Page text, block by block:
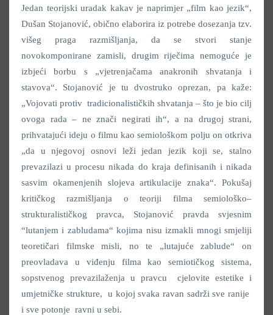
Jedan teorijski uradak kakav je naprimjer „film kao jezik“,
Dušan Stojanović, obično elaborira iz potrebe dosezanja tzv.
višeg praga razmišljanja, da se stvori stanje
novokomponirane zamisli, drugim riječima nemoguće je
izbjeći borbu s „vjetrenjačama anakronih shvatanja i
stavova“. Stojanović je tu dvostruko oprezan, pa kaže:
„Vojovati protiv tradicionalističkih shvatanja – što je bio cilj
ovoga rada – ne znači negirati ih“, a na drugoj strani,
prihvatajući ideju o filmu kao semiološkom polju on otkriva
„da u njegovoj osnovi leži jedan jezik koji se, stalno
prevazilazi u procesu nikada do kraja definisanih i nikada
sasvim okamenjenih slojeva artikulacije znaka“. Pokušaj
kritičkog razmišljanja o teoriji filma semiološko–
strukturalističkog pravca, Stojanović pravda svjesnim
“lutanjem i zabludama“ kojima nisu izmakli mnogi smjeliji
teoretičari filmske misli, no te „lutajuće zablude“ on
preovladava u viđenju filma kao semiotičkog sistema,
sopstvenog prevazilaženja u pravcu cjelovite estetike i
umjetničke strukture, u kojoj svaka ravan sadrži sve ranije
i sve potonje ravni u sebi.